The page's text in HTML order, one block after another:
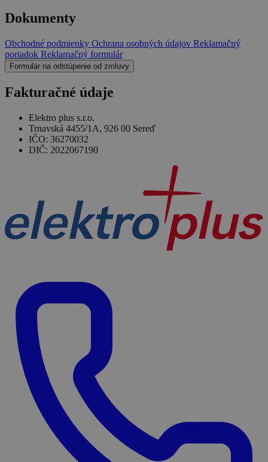
Dokumenty
Obchodné podmienky Ochrana osobných údajov Reklamačný
poriadok Reklamačný formulár
Formulár na odstúpenie od zmluvy
Fakturačné údaje
Elektro plus s.r.o.
Trnavská 4455/1A, 926 00 Sereď
IČO: 36270032
DIČ: 2022067190